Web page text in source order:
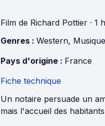
Film de Richard Pottier · 1
Genres : Western, Musique
Pays d'origine : France
Fiche technique
Un notaire persuade un
mais l'accueil des